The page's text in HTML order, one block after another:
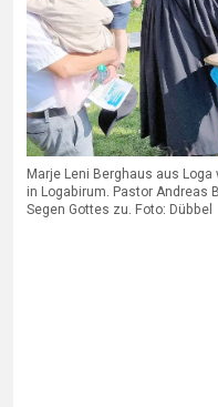
Marje Leni Berghaus aus
in Logabirum. Pastor Andreas
Segen Gottes zu. Foto: Dübbel